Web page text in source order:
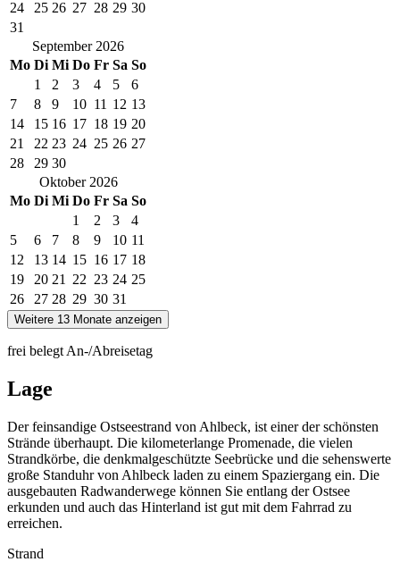
24
25 26 27 28 29 30
31
September 2026
Mo Di Mi Do Fr Sa So
1
2 3 4 5
6
7
8 9 10 11 12 13
14
15 16 17 18 19 20
21
22 23 24 25 26 27
28
29 30
Oktober 2026
Mo Di Mi Do Fr Sa So
1
2 3
4
5
6 7 8 9 10 11
12
13 14 15 16 17 18
19
20 21 22 23 24 25
26
27 28 29 30 31
Weitere 13 Monate anzeigen
frei belegtAn-/Abreisetag
Lage
Der feinsandige Ostseestrand von Ahlbeck, ist einer der schönsten
Strände überhaupt. Die kilometerlange Promenade, die vielen
Strandkörbe, die denkmalgeschützte Seebrücke und die sehenswerte
große Standuhr von Ahlbeck laden zu einem Spaziergang ein. Die
ausgebauten Radwanderwege können Sie entlang der Ostsee
erkunden und auch das Hinterland ist gut mit dem Fahrrad zu
erreichen.
Strand